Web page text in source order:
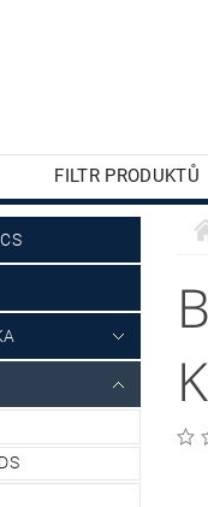
FILTR PRODUKTŮ
PLEŤOVÁ KOSMETIKA